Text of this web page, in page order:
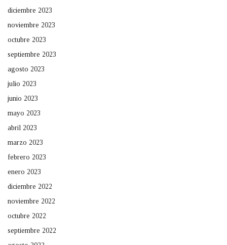
diciembre 2023
noviembre 2023
octubre 2023
septiembre 2023
agosto 2023
julio 2023
junio 2023
mayo 2023
abril 2023
marzo 2023
febrero 2023
enero 2023
diciembre 2022
noviembre 2022
octubre 2022
septiembre 2022